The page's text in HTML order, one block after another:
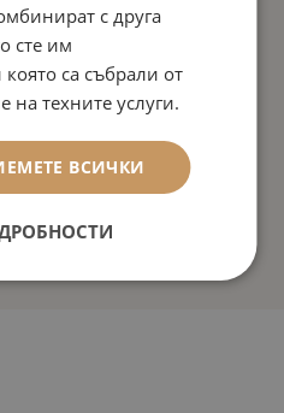
с друга
сте им
са събрали от
на техните услуги.
ВСИЧКИ